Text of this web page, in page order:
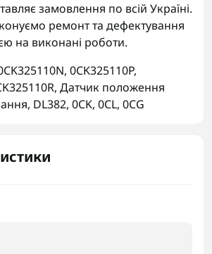
замовлення по всій Україні.
ремонт та дефектування
на виконані роботи.
, 0CK325110P,
, Датчик положення
, DL382, 0CK, 0CL, 0CG